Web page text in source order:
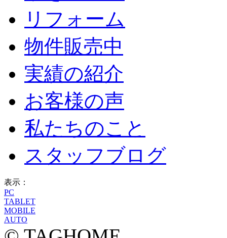
リフォーム
物件販売中
実績の紹介
お客様の声
私たちのこと
スタッフブログ
表示：
PC
TABLET
MOBILE
AUTO